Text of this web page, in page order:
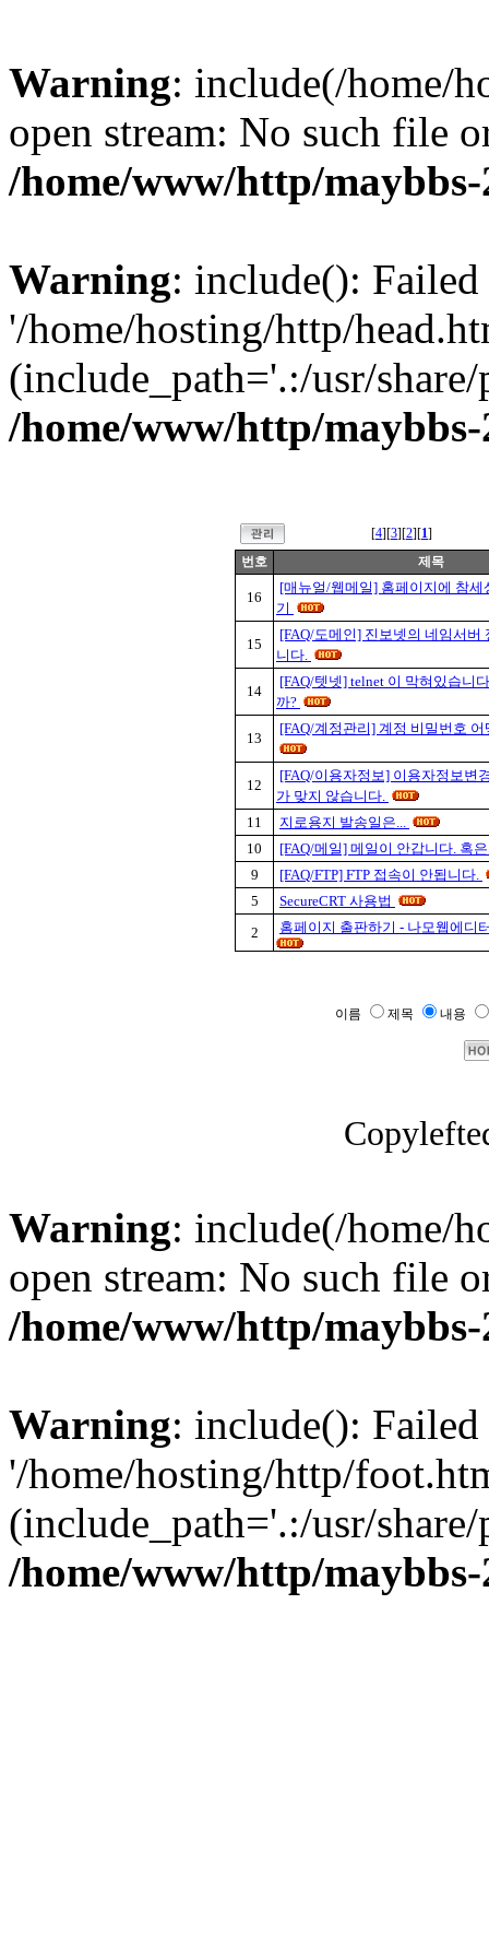
Warning: include(/home/
open stream: No such file
/home/www/http/
Warning: include():
'/home/hosting/http/
(include_path='.:/usr/
/home/www/http/
[4][3][2][1]
번호
제목
16
[매뉴얼/웹메일] 홈페이지에 참세
기
15
[FAQ/도메인] 진보넷의 네임서버
니다.
14
[FAQ/텟넷] telnet 이 막혀있습니
까?
13
[FAQ/계정관리] 계정 비밀번호
12
[FAQ/이용자정보] 이용자정보변
가 맞지 않습니다.
11
지로용지 발송일은...
10
[FAQ/메일] 메일이 안갑니다. 혹
9
[FAQ/FTP] FTP 접속이 안됩니다.
5
SecureCRT 사용법
2
홈페이지 출판하기 - 나모웹에디
이름 제목 내용
Warning: include(/home/
open stream: No such file
/home/www/http/
Warning: include():
'/home/hosting/http/
(include_path='.:/usr/
/home/www/http/